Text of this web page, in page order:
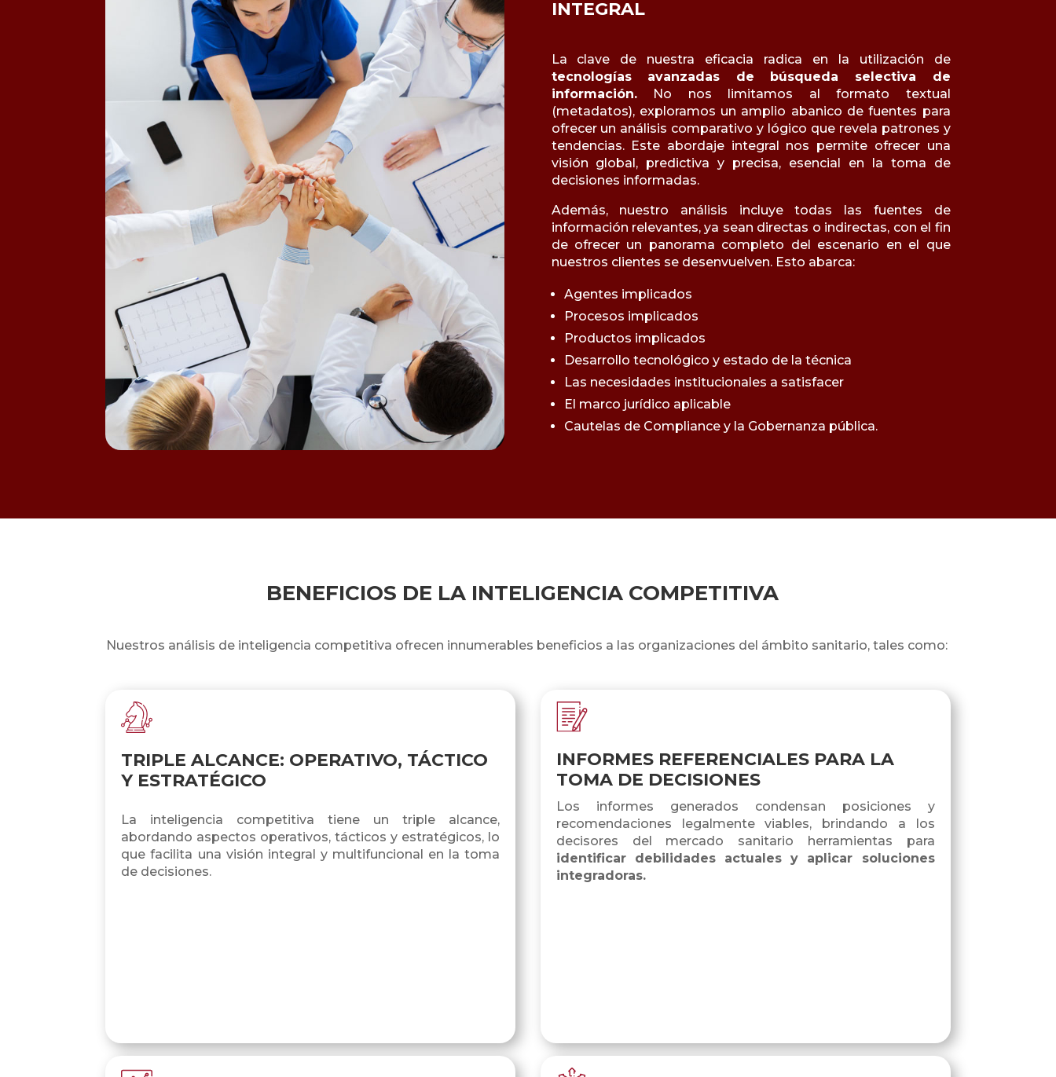
INTEGRAL
La clave de nuestra eficacia radica en la utilización de
tecnologías avanzadas de búsqueda selectiva de
información.No nos limitamos al formato textual
(metadatos), exploramos un amplio abanico de fuentes para
ofrecer un análisis comparativo y lógico que revela patrones y
tendencias. Este abordaje integral nos permite ofrecer una
visión global, predictiva y precisa, esencial en la toma de
decisiones informadas.
Además, nuestro análisis incluye todas las fuentes de
información relevantes, ya sean directas o indirectas, con el fin
de ofrecer un panorama completo del escenario en el que
nuestros clientes se desenvuelven. Esto abarca:
Agentes implicados
Procesos implicados
Productos implicados
Desarrollo tecnológico y estado de la técnica
Las necesidades institucionales a satisfacer
El marco jurídico aplicable
Cautelas de Compliance y la Gobernanza pública.
BENEFICIOS DE LA INTELIGENCIA COMPETITIVA
Nuestros análisis de inteligencia competitiva ofrecen innumerables beneficios a las organizaciones del ámbito sanitario, tales como:
TRIPLE ALCANCE: OPERATIVO, TÁCTICO
Y ESTRATÉGICO
La inteligencia competitiva tiene un triple alcance,
abordando aspectos operativos, tácticos y estratégicos, lo
que facilita una visión integral y multifuncional en la toma
de decisiones.
INFORMES REFERENCIALES PARA LA
TOMA DE DECISIONES
Los informes generados condensan posiciones y
recomendaciones legalmente viables, brindando a los
decisores del mercado sanitario herramientas para
identificar debilidades actuales y aplicar soluciones
integradoras.
Copia de Lentisco_IVD_2022